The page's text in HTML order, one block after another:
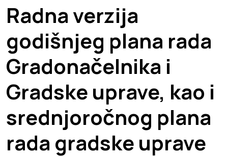
Radna verzija
godišnjeg plana rada
Gradonačelnika i
Gradske uprave, kao i
srednjoročnog plana
rada gradske uprave